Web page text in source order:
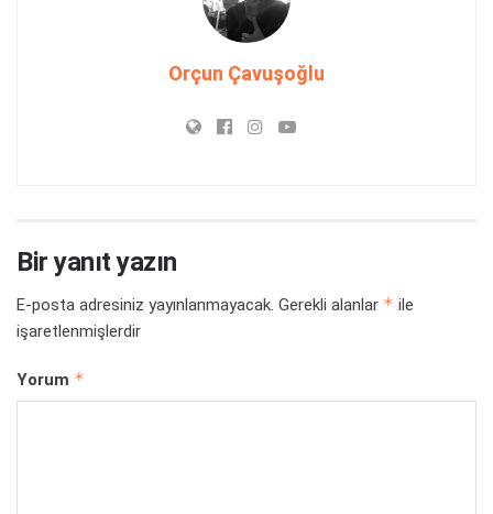
Orçun Çavuşoğlu
Bir yanıt yazın
E-posta adresiniz yayınlanmayacak. Gerekli alanlar * ile
işaretlenmişlerdir
Yorum *